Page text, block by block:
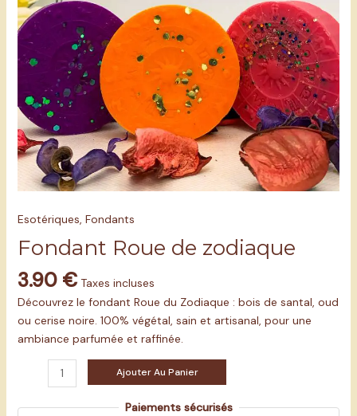
Esotériques, Fondants
Fondant Roue de zodiaque
3.90 € Taxes incluses
Découvrez le fondant Roue du Zodiaque : bois de santal, oud
ou cerise noire. 100% végétal, sain et artisanal, pour une
ambiance parfumée et raffinée.
Ajouter Au Panier
Paiements sécurisés